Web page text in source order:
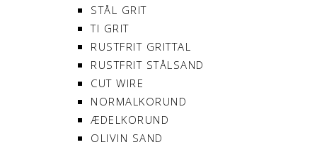
STÅL GRIT
TI GRIT
RUSTFRIT GRITTAL
RUSTFRIT STÅLSAND
CUT WIRE
NORMALKORUND
ÆDELKORUND
OLIVIN SAND